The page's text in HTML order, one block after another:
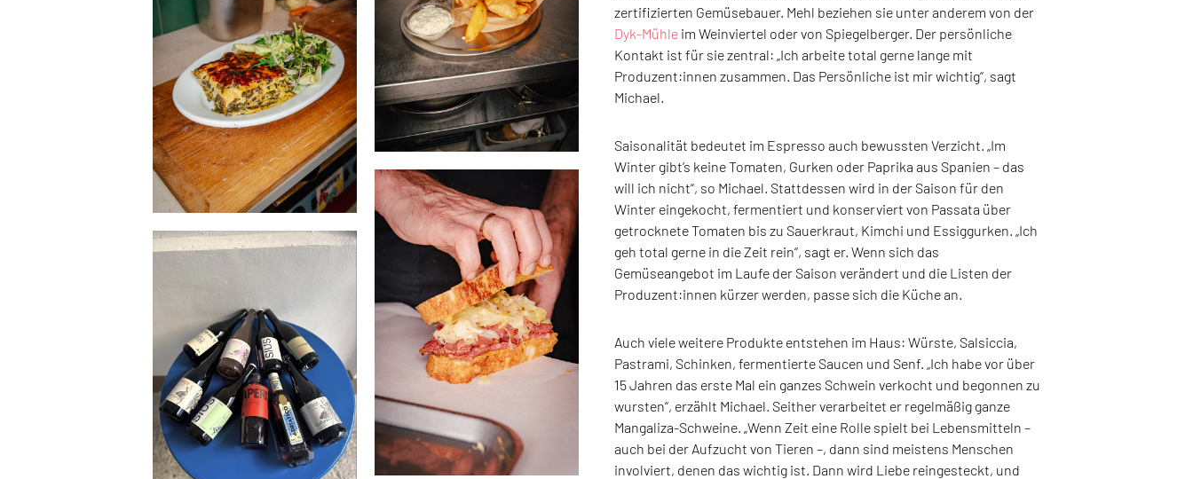
zertifizierten Gemüsebauer. Mehl beziehen sie unter anderem von der
Dyk-Mühle im Weinviertel oder von Spiegelberger. Der persönliche
Kontakt ist für sie zentral: „Ich arbeite total gerne lange mit
Produzent:innen zusammen. Das Persönliche ist mir wichtig“, sagt
Michael.
Saisonalität bedeutet im Espresso auch bewussten Verzicht. „Im
Winter gibt’s keine Tomaten, Gurken oder Paprika aus Spanien – das
will ich nicht“, so Michael. Stattdessen wird in der Saison für den
Winter eingekocht, fermentiert und konserviert von Passata über
getrocknete Tomaten bis zu Sauerkraut, Kimchi und Essiggurken. „Ich
geh total gerne in die Zeit rein“, sagt er. Wenn sich das
Gemüseangebot im Laufe der Saison verändert und die Listen der
Produzent:innen kürzer werden, passe sich die Küche an.
Auch viele weitere Produkte entstehen im Haus: Würste, Salsiccia,
Pastrami, Schinken, fermentierte Saucen und Senf. „Ich habe vor über
15 Jahren das erste Mal ein ganzes Schwein verkocht und begonnen zu
wursten“, erzählt Michael. Seither verarbeitet er regelmäßig ganze
Mangaliza-Schweine. „Wenn Zeit eine Rolle spielt bei Lebensmitteln –
auch bei der Aufzucht von Tieren –, dann sind meistens Menschen
involviert, denen das wichtig ist. Dann wird Liebe reingesteckt, und